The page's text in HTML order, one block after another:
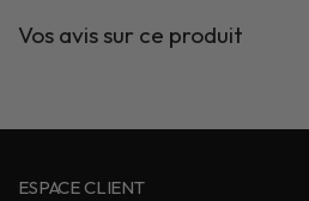
Vos avis sur ce produit
ESPACE CLIENT